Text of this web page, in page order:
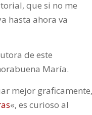
que si no me
hasta ahora va
de este
María.
mejor graficamente,
«, es curioso al